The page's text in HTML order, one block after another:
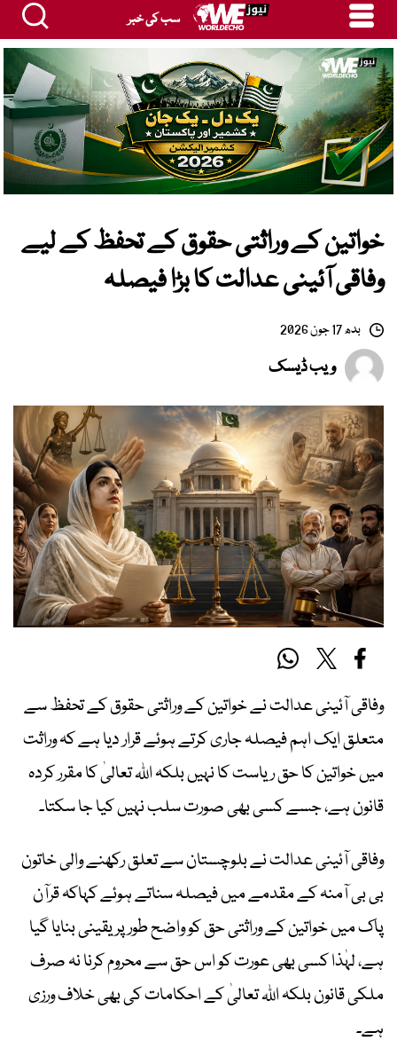
سب کی خبر
خواتین کے وراثتی حقوق کے تحفظ کے لیے
وفاقی آئینی عدالت کا بڑا فیصلہ
بدھ 17 جون 2026
ویب ڈیسک
وفاقی آئینی عدالت نے خواتین کے وراثتی حقوق کے تحفظ سے
متعلق ایک اہم فیصلہ جاری کرتے ہوئے قرار دیا ہے کہ وراثت
میں خواتین کا حق ریاست کا نہیں بلکہ اللہ تعالیٰ کا مقرر کردہ
قانون ہے، جسے کسی بھی صورت سلب نہیں کیا جا سکتا۔
وفاقی آئینی عدالت نے بلوچستان سے تعلق رکھنے والی خاتون
بی بی آمنہ کے مقدمے میں فیصلہ سناتے ہوئے کہاکہ قرآن
پاک میں خواتین کے وراثتی حق کو واضح طور پر یقینی بنایا گیا
ہے، لہٰذا کسی بھی عورت کو اس حق سے محروم کرنا نہ صرف
ملکی قانون بلکہ اللہ تعالیٰ کے احکامات کی بھی خلاف ورزی
ہے۔